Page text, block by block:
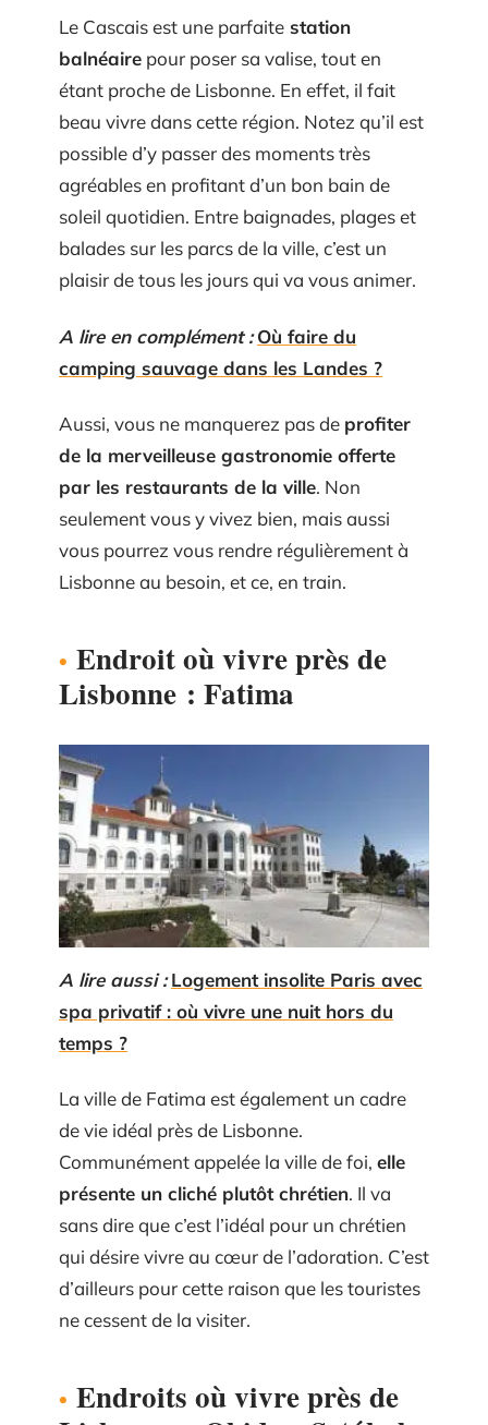
Le Cascais est une parfaite station
balnéaire pour poser sa valise, tout en
étant proche de Lisbonne. En effet, il fait
beau vivre dans cette région. Notez qu’il est
possible d’y passer des moments très
agréables en profitant d’un bon bain de
soleil quotidien. Entre baignades, plages et
balades sur les parcs de la ville, c’est un
plaisir de tous les jours qui va vous animer.
A lire en complément : Où faire du
camping sauvage dans les Landes ?
Aussi, vous ne manquerez pas de profiter
de la merveilleuse gastronomie offerte
par les restaurants de la ville. Non
seulement vous y vivez bien, mais aussi
vous pourrez vous rendre régulièrement à
Lisbonne au besoin, et ce, en train.
Endroit où vivre près de
Lisbonne : Fatima
A lire aussi : Logement insolite Paris avec
spa privatif : où vivre une nuit hors du
temps ?
La ville de Fatima est également un cadre
de vie idéal près de Lisbonne.
Communément appelée la ville de foi, elle
présente un cliché plutôt chrétien. Il va
sans dire que c’est l’idéal pour un chrétien
qui désire vivre au cœur de l’adoration. C’est
d’ailleurs pour cette raison que les touristes
ne cessent de la visiter.
Endroits où vivre près de